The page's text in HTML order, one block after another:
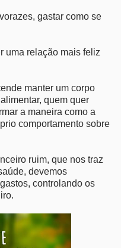
gastar como se
uma relação mais feliz
manter um corpo
quem quer
a maneira como a
comportamento sobre
ruim, que nos traz
devemos
controlando os